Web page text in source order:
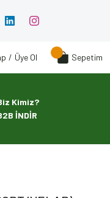
/ Üye Ol Sepetim
Kimiz?
İNDİR